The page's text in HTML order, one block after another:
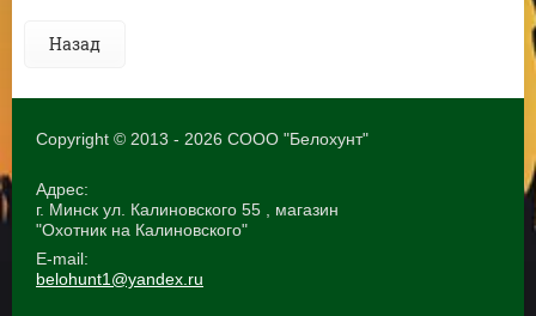
Назад
Copyright © 2013 - 2026 СООО "Белохунт"
Адрес:
г. Минск ул. Калиновского 55 , магазин
"Охотник на Калиновского"
E-mail:
belohunt1@yandex.ru